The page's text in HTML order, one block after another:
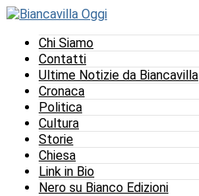
Chi Siamo
Contatti
Ultime Notizie da Biancavilla
Cronaca
Politica
Cultura
Storie
Chiesa
Link in Bio
Nero su Bianco Edizioni